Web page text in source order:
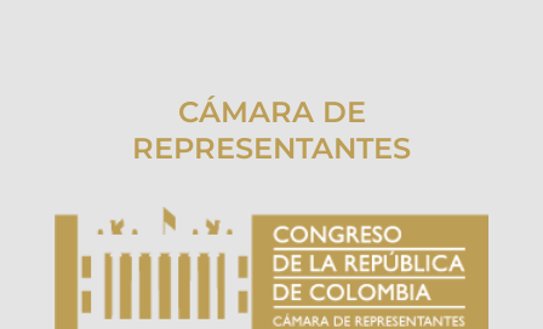
CÁMARA DE
REPRESENTANTES